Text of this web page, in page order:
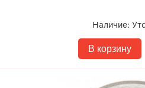
Наличие:
В корзину